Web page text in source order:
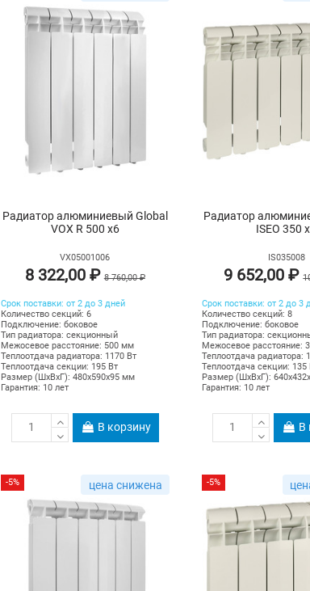
Радиатор алюминиевый Global
VOX R 500 х6
VX05001006
8 322,00 ₽8 760,00 ₽
Срок поставки: от 2 до 3 дней
Количество секций: 6
Подключение: боковое
Тип радиатора: секционный
Межосевое расстояние: 500 мм
Теплоотдача радиатора: 1170 Вт
Теплоотдача секции: 195 Вт
Размер (ШхВхГ): 480х590х95 мм
Гарантия: 10 лет
В корзину
Радиатор
ISEO 350
IS035008
9 652,00 ₽
Срок поставки: от 2 до 3
Количество секций: 8
Подключение: боковое
Тип радиатора:
Межосевое расстояние:
Теплоотдача радиатора:
Теплоотдача секции: 135
Размер (ШхВхГ):
Гарантия: 10 лет
В
цена снижена
-5% -5%